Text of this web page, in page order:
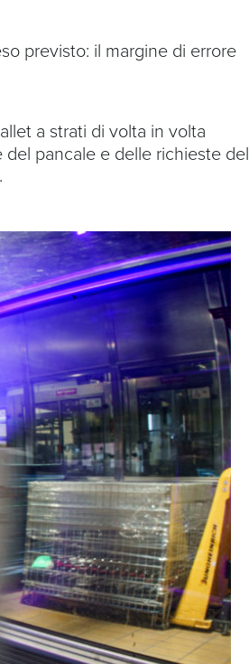
previsto: il margine di errore
a strati di volta in volta
pancale e delle richieste del